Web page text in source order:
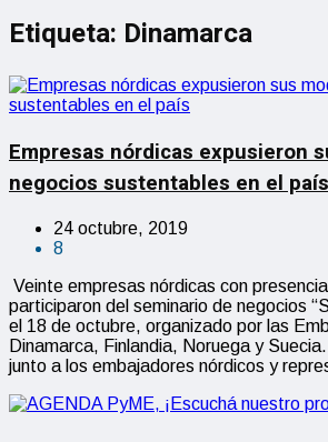
Etiqueta: Dinamarca
Empresas nórdicas expusieron
negocios sustentables en el país
24 octubre, 2019
8
Veinte empresas nórdicas con
participaron del seminario de negocios
el 18 de octubre, organizado por las
Dinamarca, Finlandia, Noruega y
junto a los embajadores nórdicos y